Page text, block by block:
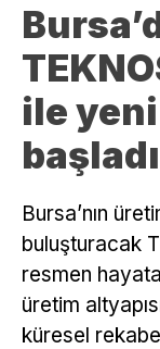
ile
başladı
Bursa’nın
buluşturacak
resmen
üretim
küresel